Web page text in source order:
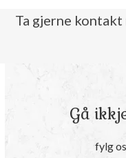
Ta gjerne kontakt
Gå
fylg